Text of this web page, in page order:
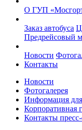
О ГУП
Заказ автобуса
Предрейсовый
Новости
Контакты
Новости
Фотогалерея
Информация
Корпоративная
Контакты